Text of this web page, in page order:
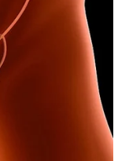
verni srcu čak i